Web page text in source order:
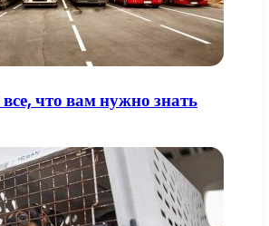
что вам нужно знать